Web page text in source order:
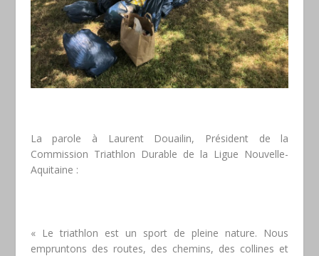
La parole à Laurent Douailin, Président de la
Commission Triathlon Durable de la Ligue Nouvelle-
Aquitaine :
« Le triathlon est un sport de pleine nature. Nous
empruntons des routes, des chemins, des collines et